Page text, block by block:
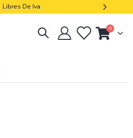
Libres De Iva
Cart
0artículos